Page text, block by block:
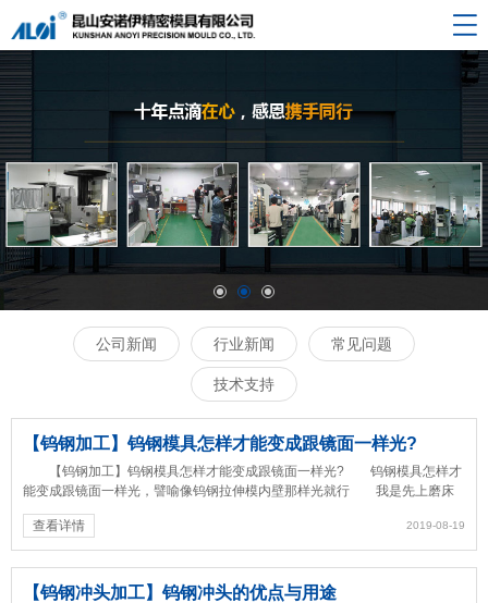
网站导航
网站首页
设备展示
关于我们
钨钢零件
新闻中心
联系我们
城市分布
返回首页 公司新闻 行业新闻 常见问题
技术支持
【钨钢加工】钨钢模具怎样才能变成跟镜面一样光?
【钨钢加工】钨钢模具怎样才能变成跟镜面一样光? 钨钢模具怎样才
能变成跟镜面一样光，譬喻像钨钢拉伸模内壁那样光就行 我是先上磨床
磨的，但是光洁度还是差远了...
查看详情
2019-08-19
【钨钢冲头加工】钨钢冲头的优点与用途